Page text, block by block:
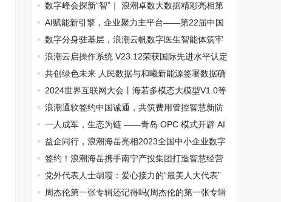
数字峰会探新“智”｜ 浪潮卓数大数据精彩亮相第
九届数字中国建设峰会
AI赋能新引擎，企业聚力主平台——第22届中国
—东盟商务与投资峰会即将启幕
数字分身驻基层，浪潮云帆数字医生智能体筑牢
健康防线
浪潮云启操作系统 V23.12荣获国际先进水平认定
共创绿色未来 人民数据与和曦新能源签署数据确
权协议
2024世界互联网大会丨海若多模态大模型V1.0等
多款产品全新发布
浪潮通软签约中国诚通，共筑费用管控智慧新防
线一人成军，生态为链 ——青岛 OPC 模式开辟 AI
视听新质生产力赛道
益企同行，浪潮海岳亮相2023全国中小企业数字
化转型大会
签约！浪潮海岳携手南宁产投集团打造智慧经营
管理平台
党外代表人士胡霞：爱心接力的“最美人大代表”
周杰伦第一张专辑还记得吗(周杰伦的第一张专辑